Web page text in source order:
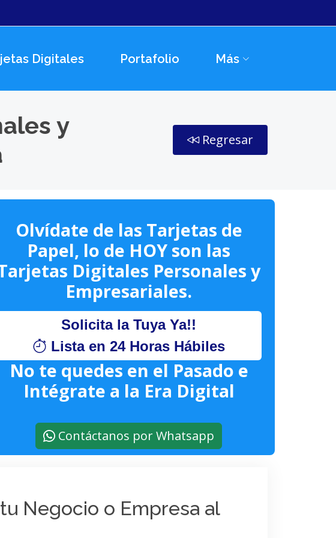
Digitales Portafolio Más
y
Regresar
Olvídate de las Tarjetas de
Papel, lo de HOY son las
Digitales Personales y
Empresariales.
Solicita la Tuya Ya!!
Lista en 24 Horas Hábiles
No te quedes en el Pasado e
Intégrate a la Era Digital
Contáctanos por Whatsapp
Negocio o Empresa al